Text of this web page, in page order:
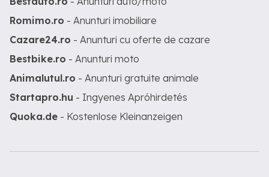
Romimo.ro - Anunturi imobiliare
Cazare24.ro - Anunturi cu oferte de cazare
Bestbike.ro - Anunturi moto
Animalutul.ro - Anunturi gratuite animale
Startapro.hu - Ingyenes Apróhirdetés
Quoka.de - Kostenlose Kleinanzeigen